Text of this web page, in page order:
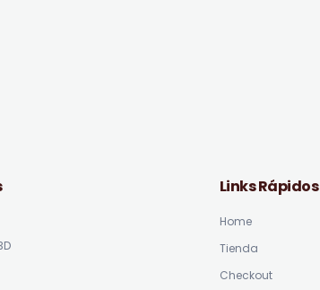
Links Rápidos
Home
Tienda
Checkout